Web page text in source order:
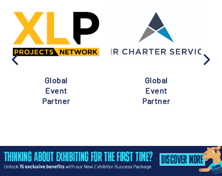
Global
Event
Partner
Global
Event
Partner